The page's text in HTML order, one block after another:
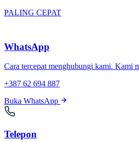
PALING CEPAT
WhatsApp
Cara tercepat menghubungi kami. Kami
+387 62 694 887
Buka WhatsApp
Telepon